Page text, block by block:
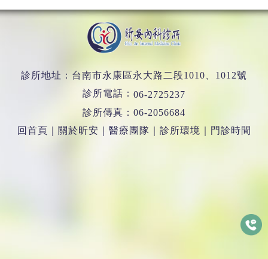
診所地址：台南市永康區永大路二段1010、1012號
診所電話： 06-2725237
診所傳真：06-2056684
回首頁
關於昕安 醫療團隊 診所環境 門診時間